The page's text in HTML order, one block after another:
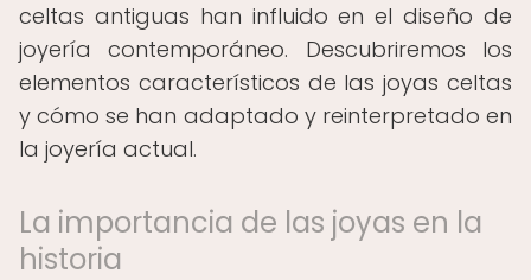
celtas antiguas han influido en el diseño de
joyería contemporáneo. Descubriremos los
elementos característicos de las joyas celtas
y cómo se han adaptado y reinterpretado en
la joyería actual.
La importancia de las joyas en la
historia